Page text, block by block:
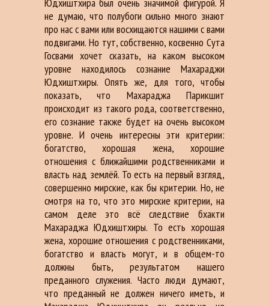
Юдхиштхира был очень значимой фигурой. Я
не думаю, что полубоги сильно много знают
про нас с вами или восхищаются нашими с вами
подвигами. Но тут, собственно, косвенно Сута
Госвами хочет сказать, на каком высоком
уровне находилось сознание Махараджи
Юдхиштхиры. Опять же, для того, чтобы
показать, что Махараджа Парикшит
происходит из такого рода, соответственно,
его сознание также будет на очень высоком
уровне. И очень интересны эти критерии:
богатство, хорошая жена, хорошие
отношения с ближайшими родственниками и
власть над землёй. То есть на первый взгляд,
совершенно мирские, как бы критерии. Но, не
смотря на то, что это мирские критерии, на
самом деле это всё следствие бхакти
Махараджа Юдхиштхиры. То есть хорошая
жена, хорошие отношения с родственниками,
богатство и власть могут, и в общем-то
должны быть, результатом нашего
преданного служения. Часто люди думают,
что преданный не должен ничего иметь, и